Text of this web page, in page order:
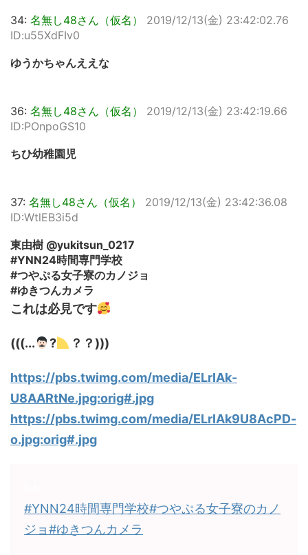
34: 名無し48さん（仮名）
2019/12/13(金) 23:42:02.76
ID:u55XdFIv0
ゆうかちゃんええな
36: 名無し48さん（仮名）
2019/12/13(金) 23:42:19.66
ID:POnpoGS10
ちひ幼稚園児
37: 名無し48さん（仮名）
2019/12/13(金) 23:42:36.08
ID:WtlEB3i5d
東由樹 @yukitsun_0217
#YNN24時間専門学校
#つやぷる女子寮のカノジョ
#ゆきつんカメラ
これは必見です
(((... ? ？？)))
https://pbs.twimg.com/media/ELrIAk-
U8AARtNe.jpg:orig#.jpg
https://pbs.twimg.com/media/ELrIAk9U8AcPD-
o.jpg:orig#.jpg
#YNN24時間専門学校#つやぷる女子寮のカノ
ジョ#ゆきつんカメラ